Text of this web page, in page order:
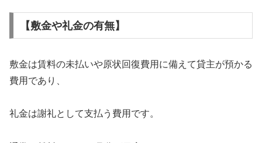
【敷金や礼金の有無】
敷金は賃料の未払いや原状回復費用に備えて貸主が預かる
費用であり、
礼金は謝礼として支払う費用です。